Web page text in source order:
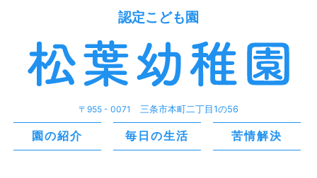
認定こども園
〒955 - 0071 三条市本町二丁目1の56
園の紹介 毎日の生活 苦情解決